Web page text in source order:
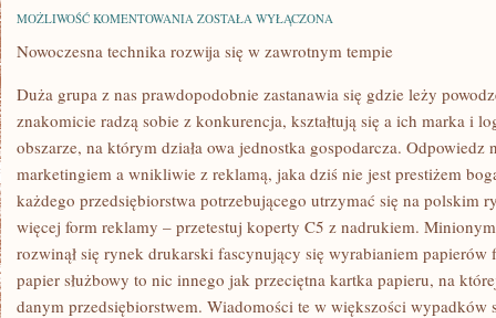
MOŻLIWOŚĆ KOMENTOWANIA PRZEZNACZENIE
URZĘDOWEGO
JEST
INDYWIDUALNĄ
KAŻDEGO
ZOSTAŁA WYŁĄCZONA
Nowoczesna technika rozwija się w zawrotnym tempie
Duża grupa z nas prawdopodobnie zastanawia się gdzie leży
znakomicie radzą sobie z konkurencja, kształtują się a ich marka i
obszarze, na którym działa owa jednostka gospodarcza. Odpowiedz
marketingiem a wnikliwie z reklamą, jaka dziś nie jest prestiżem
każdego przedsiębiorstwa potrzebującego utrzymać się na polskim
więcej form reklamy – przetestuj koperty C5 z nadrukiem.
rozwinął się rynek drukarski fascynujący się wyrabianiem papierów
papier służbowy to nic innego jak przeciętna kartka papieru, na
danym przedsiębiorstwem. Wiadomości te w większości wypadków